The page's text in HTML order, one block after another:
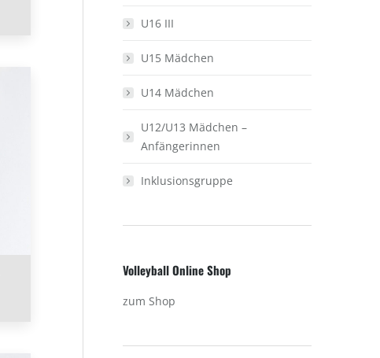
U16 III
U15 Mädchen
U14 Mädchen
U12/U13 Mädchen –
Anfängerinnen
Inklusionsgruppe
Volleyball Online Shop
zum Shop